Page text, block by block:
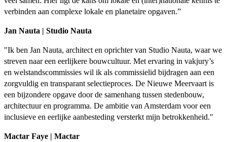
verbinden aan complexe lokale en planetaire opgaven.”
Jan Nauta | Studio Nauta
"Ik ben Jan Nauta, architect en oprichter van Studio Nauta, waar we
streven naar een eerlijkere bouwcultuur. Met ervaring in vakjury’s
en welstandscommissies wil ik als commissielid bijdragen aan een
zorgvuldig en transparant selectieproces. De Nieuwe Meervaart is
een bijzondere opgave door de samenhang tussen stedenbouw,
architectuur en programma. De ambitie van Amsterdam voor een
inclusieve en eerlijke aanbesteding versterkt mijn betrokkenheid."
Mactar Faye | Mactar